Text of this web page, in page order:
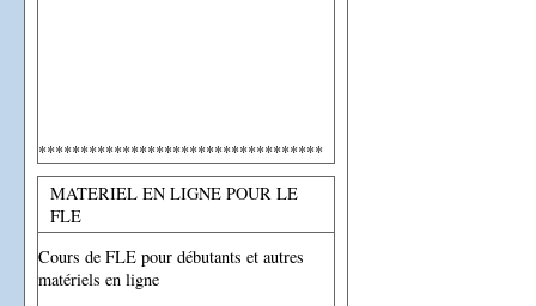
**********************************
MATERIEL EN LIGNE POUR LE
FLE
Cours de FLE pour débutants et autres
matériels en ligne